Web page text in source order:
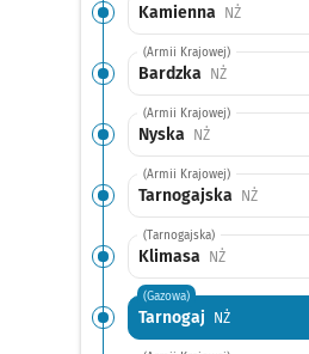
Kamienna NŻ
(Armii Krajowej)
Bardzka NŻPrzystanek
(Armii Krajowej)
Nyska NŻPrzystanek na
(Armii Krajowej)
Tarnogajska NŻ
(Tarnogajska)
Klimasa NŻPrzystanek
(Gazowa)
Tarnogaj NŻPrzystanek